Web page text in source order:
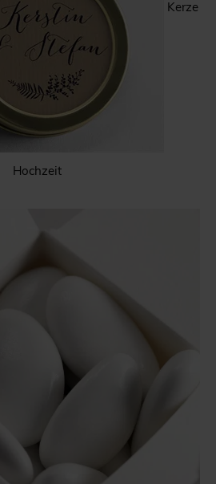
Kerze
Hochzeit